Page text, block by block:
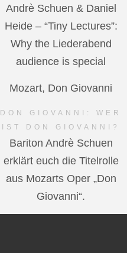
Andrè Schuen & Daniel
Heide – “Tiny Lectures”:
Why the Liederabend
audience is special
Mozart, Don Giovanni
DON GIOVANNI: WER
IST DON GIOVANNI?
Bariton Andrè Schuen
erklärt euch die Titelrolle
aus Mozarts Oper „Don
Giovanni“.